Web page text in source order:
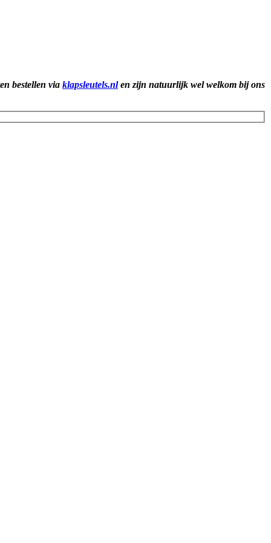
bestellen via klapsleutels.nlen zijn natuurlijk wel welkom bij ons